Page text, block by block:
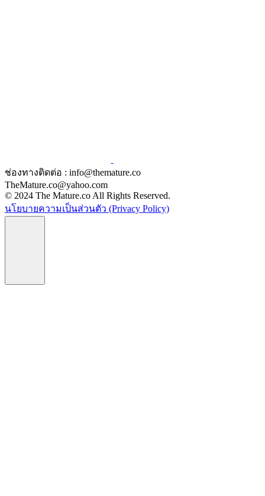
ช่องทางติดต่อ : info@themature.co
TheMature.co@yahoo.com
© 2024 The Mature.co All Rights Reserved.
นโยบายความเป็นส่วนตัว (Privacy Policy)